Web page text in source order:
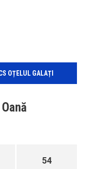
OȚELUL GALAȚI
54